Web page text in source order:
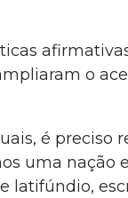
o
é preciso
uma nação
latifúndio,